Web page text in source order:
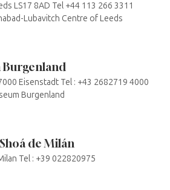
LS17 8AD Tel +44 113 266 3311
Lubavitch Centre of Leeds
Burgenland
Eisenstadt Tel : +43 2682719 4000
Burgenland
de Milán
Tel : +39 022820975